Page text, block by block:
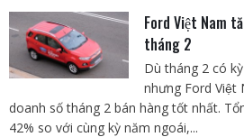
Ford Việt Nam
tháng 2
Dù tháng 2 có
nhưng Ford Việt
doanh số tháng 2 bán hàng tốt nhất.
42% so với cùng kỳ năm ngoái,...